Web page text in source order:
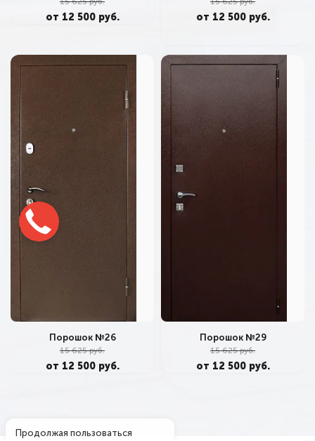
от 12 500 руб. от 12 500 руб.
Порошок №26
15 625 руб.
от 12 500 руб.
Порошок №29
15 625 руб.
от 12 500 руб.
Продолжая пользоваться